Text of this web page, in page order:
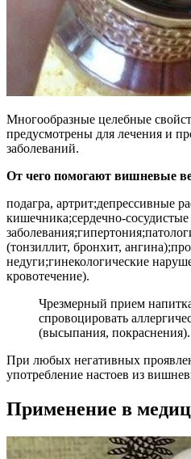
Многообразные целебные
предусмотрены для лечения и
заболеваний.
От чего помогают вишневые
подагра, артрит;депрессивные
кишечника;сердечно-сосудистые
(тонзиллит, бронхит,
недуги;гинекологические
кровотечение).
Чрезмерный прием
спровоцировать
(высыпания, покраснения).
При любых негативных
употребление настоев из
Применение в